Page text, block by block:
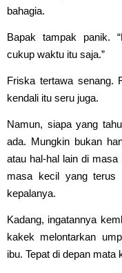
bahagia.
Bapak tampak panik.
cukup waktu itu saja.”
Friska tertawa senang.
kendali itu seru juga.
Namun, siapa yang
ada. Mungkin bukan
atau hal-hal lain di
masa kecil yang terus
kepalanya.
Kadang, ingatannya
kakek melontarkan
ibu. Tepat di depan mata